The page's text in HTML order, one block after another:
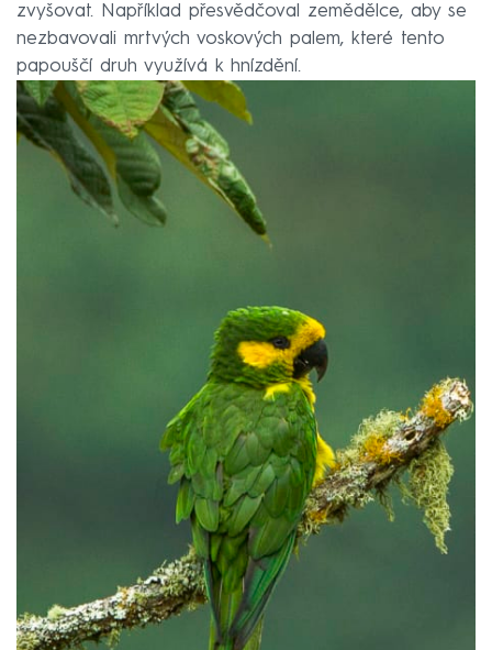
zvyšovat. Například přesvědčoval zemědělce, aby se
nezbavovali mrtvých voskových palem, které tento
papouščí druh využívá k hnízdění.